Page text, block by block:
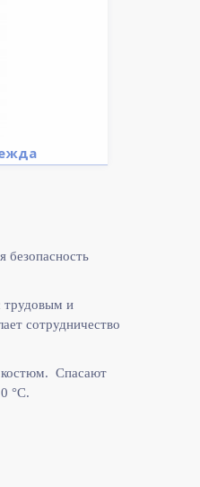
безопасность
трудовым и
сотрудничество
костюм. Спасают
°C.